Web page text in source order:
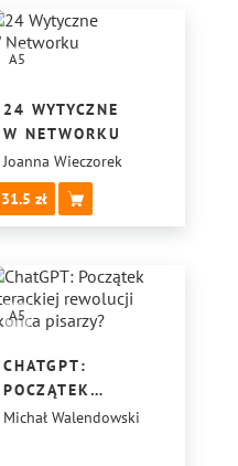
A5
24 WYTYCZNE
W NETWORKU
Joanna Wieczorek
31.5
A5
CHATGPT:
POCZĄTEK
LITERACKIEJ
Michał Walendowski